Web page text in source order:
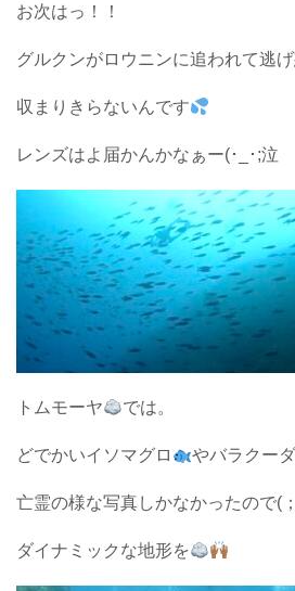
お次はっ！！
グルクンがロウニンに追われて逃げ
収まりきらないんです
レンズはよ届かんかなぁー(･_･;泣
トムモーヤ では。
どでかいイソマグロ やバラクーダ
亡霊の様な写真しかなかったので(
ダイナミックな地形を